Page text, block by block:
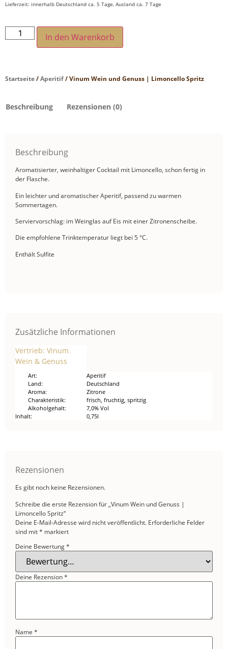
Lieferzeit: innerhalb Deutschland ca. 5 Tage, Ausland ca. 7 Tage
In den Warenkorb
Startseite/Aperitif/ Vinum Wein und Genuss | Limoncello Spritz
Beschreibung Rezensionen (0)
Beschreibung
Aromatisierter, weinhaltiger Cocktail mit Limoncello, schon fertig in
der Flasche.
Ein leichter und aromatischer Aperitif, passend zu warmen
Sommertagen.
Serviervorschlag: im Weinglas auf Eis mit einer Zitronenscheibe.
Die empfohlene Trinktemperatur liegt bei 5 °C.
Enthält Sulfite
Zusätzliche Informationen
Vertrieb: Vinum
Wein & Genuss
Art
Aperitif
Land
Deutschland
Aroma
Zitrone
Charakteristik
frisch, fruchtig, spritzig
Alkoholgehalt
7,0% Vol
Inhalt
0,75l
Rezensionen
Es gibt noch keine Rezensionen.
Schreibe die erste Rezension für „Vinum Wein und Genuss |
Limoncello Spritz“
Deine E-Mail-Adresse wird nicht veröffentlicht. Erforderliche Felder
sind mit* markiert
Deine Bewertung*
Deine Rezension*
Name *